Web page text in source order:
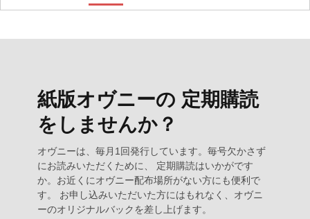
紙版オヴニーの 定期購読
をしませんか？
オヴニーは、毎月1回発行しています。毎号欠かさず
にお読みいただくために、 定期購読はいかがです
か。お近くにオヴニー配布場所がない方にも便利で
す。 お申し込みいただいた方にはもれなく、オヴニ
ーのオリジナルバックを差し上げます。